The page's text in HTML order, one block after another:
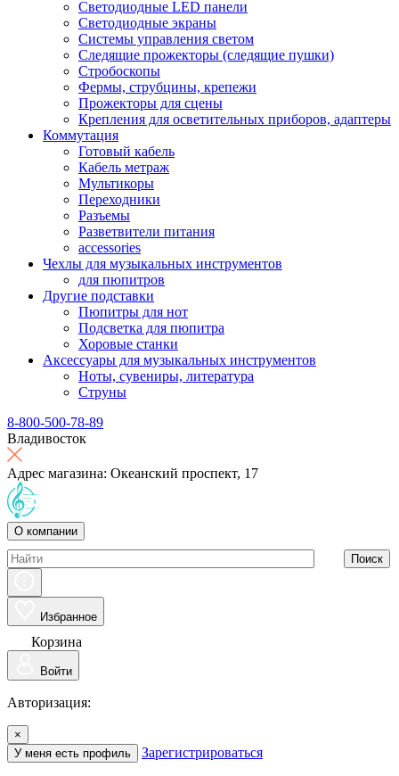
Светодиодные LED панели
Светодиодные экраны
Системы управления светом
Следящие прожекторы (следящие пушки)
Стробоскопы
Фермы, струбцины, крепежи
Прожекторы для сцены
Крепления для осветительных приборов, адаптеры
Коммутация
Готовый кабель
Кабель метраж
Мультикоры
Переходники
Разъемы
Разветвители питания
accessories
Чехлы для музыкальных инструментов
для пюпитров
Другие подставки
Пюпитры для нот
Подсветка для пюпитра
Хоровые станки
Аксессуары для музыкальных инструментов
Ноты, сувениры, литература
Струны
8-800-500-78-89
Владивосток
Адрес магазина: Океанский проспект, 17
О компании
Поиск
Избранное
Корзина
Войти
Авторизация:
×
У меня есть профиль
Зарегистрироваться